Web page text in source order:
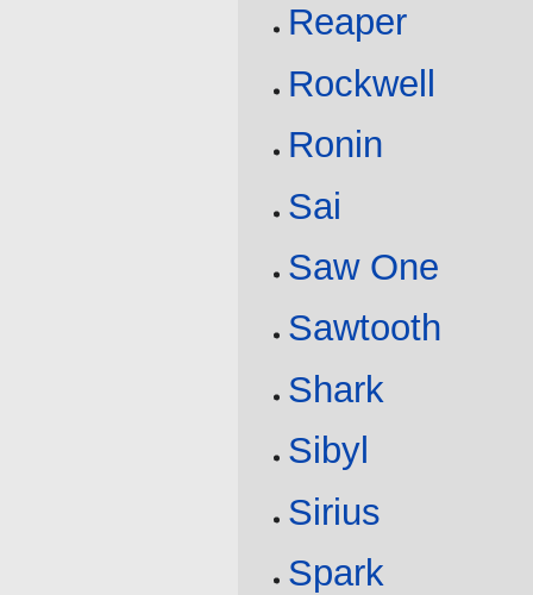
Reaper
Rockwell
Ronin
Sai
Saw One
Sawtooth
Shark
Sibyl
Sirius
Spark